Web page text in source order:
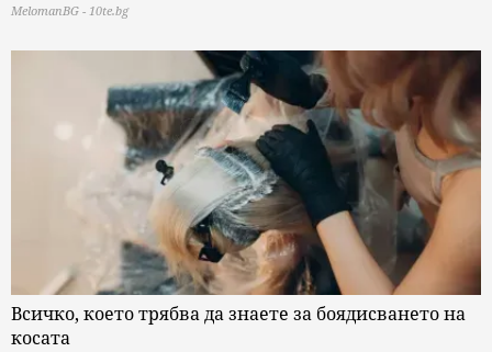
MelomanBG - 10te.bg
Всичко, което трябва да знаете за боядисването на
косата